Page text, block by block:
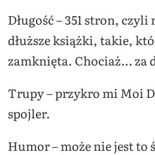
Długość – 351 stron,
dłuższe książki, takie,
zamknięta. Chociaż… za
Trupy – przykro mi Moi
spojler.
Humor – może nie jest to